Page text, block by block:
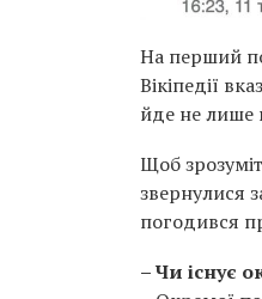
На перший
Вікіпедії
йде не лише
Щоб
звернулися
погодився
– Чи існує